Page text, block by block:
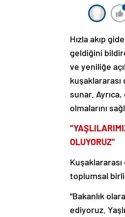
Hızla akıp
geldiğini
ve yeniliğe
kuşaklararası
sunar.
olmalarını
OLUYORUZ”
toplumsal
“Bakanlık
ediyoruz.